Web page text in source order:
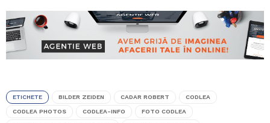
ETICHETE BILDER ZEIDEN CADAR ROBERT CODLEA
CODLEA PHOTOS CODLEA-INFO FOTO CODLEA